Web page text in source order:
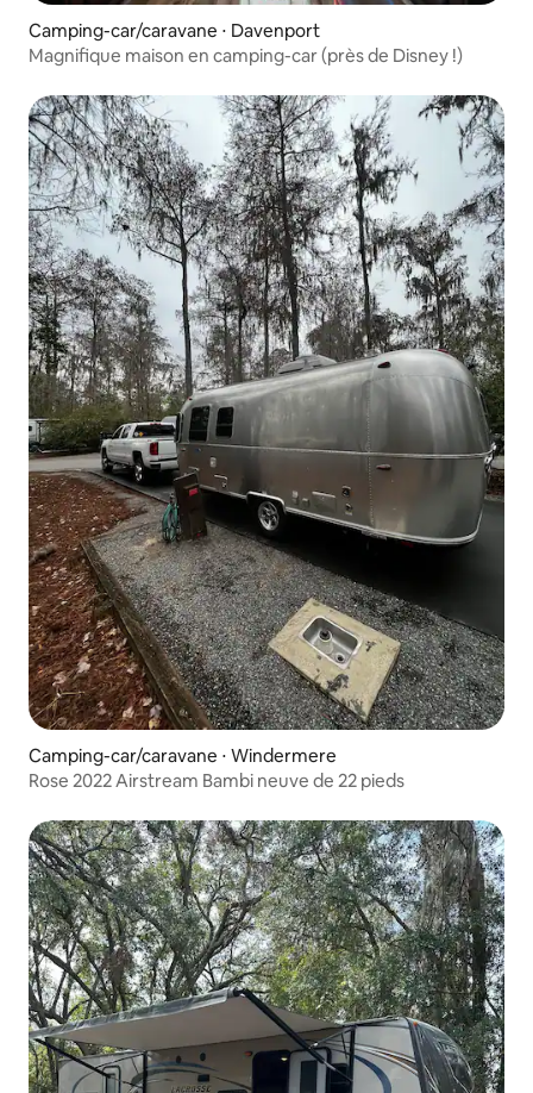
Camping-car/caravane ⋅ Davenport
Magnifique maison en camping-car (près de Disney !)
Camping-car/caravane ⋅ Windermere
Rose 2022 Airstream Bambi neuve de 22 pieds